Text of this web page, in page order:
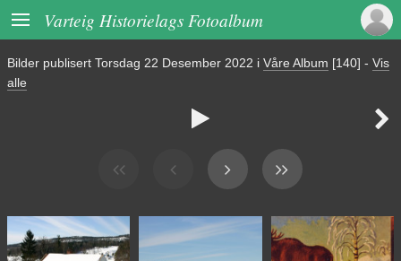
 Varteig Historielags Fotoalbum
Bilder publisert Torsdag 22 Desember 2022 i Våre Album [140] - Vis
alle
 